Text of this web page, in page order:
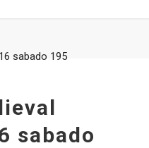
sabado 195
sabado